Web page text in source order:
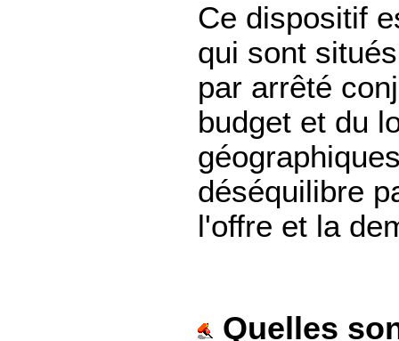
Ce dispositif
qui sont
par arrêté
budget et du
déséquilibre
l'offre et la
Quelles